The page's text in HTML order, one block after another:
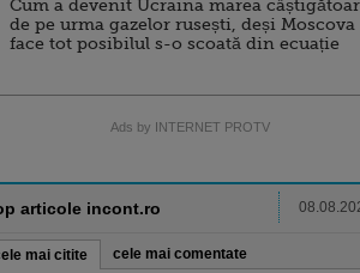
Cum a devenit Ucraina marea
de pe urma gazelor rusești, deși Moscova
face tot posibilul s-o scoată din ecuație
Ads by INTERNET PROTV
articole incont.ro
mai citite cele mai comentate